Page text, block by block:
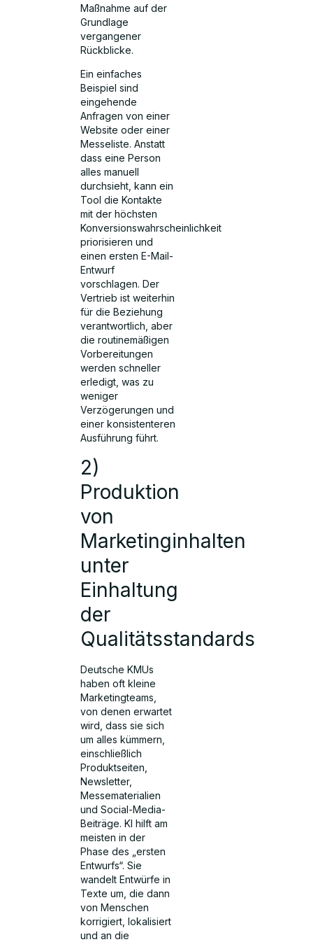
Maßnahme auf der
Grundlage
vergangener
Rückblicke.
Ein einfaches
Beispiel sind
eingehende
Anfragen von einer
Website oder einer
Messeliste. Anstatt
dass eine Person
alles manuell
durchsieht, kann ein
Tool die Kontakte
mit der höchsten
Konversionswahrscheinlichkeit
priorisieren und
einen ersten E-Mail-
Entwurf
vorschlagen. Der
Vertrieb ist weiterhin
für die Beziehung
verantwortlich, aber
die routinemäßigen
Vorbereitungen
werden schneller
erledigt, was zu
weniger
Verzögerungen und
einer konsistenteren
Ausführung führt.
2)
Produktion
von
Marketinginhalten
unter
Einhaltung
der
Qualitätsstandards
Deutsche KMUs
haben oft kleine
Marketingteams,
von denen erwartet
wird, dass sie sich
um alles kümmern,
einschließlich
Produktseiten,
Newsletter,
Messematerialien
und Social-Media-
Beiträge. KI hilft am
meisten in der
Phase des „ersten
Entwurfs“. Sie
wandelt Entwürfe in
Texte um, die dann
von Menschen
korrigiert, lokalisiert
und an die